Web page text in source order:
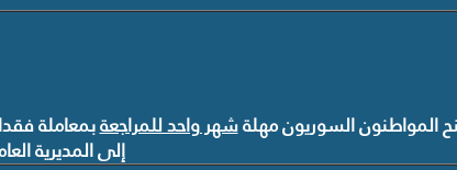
المواطنون السوريون مهلةشهر واحد للمراجعةبمعاملة
إلى المديرية